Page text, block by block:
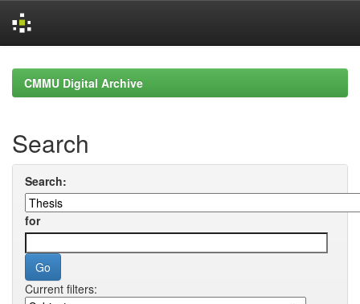
navigationCMMU Digital Archive
Search
Search:
for
Current filters: